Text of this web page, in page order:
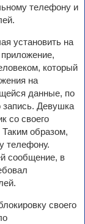
телефону и
установить на
который
на
данные, по
запись. Девушка
со своего
Таким образом,
телефону.
сообщение, в